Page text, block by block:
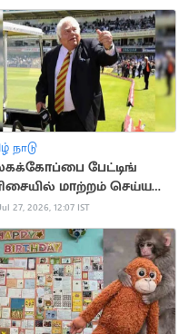
நாடு
பேட்டிங்
மாற்றம் செய்ய
இன்ஜினியர் யோசனை
Jul 27, 2026, 12:07 IST